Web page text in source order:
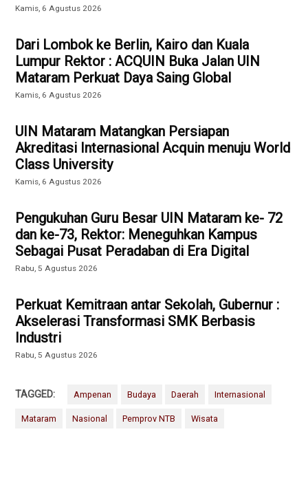
Kamis, 6 Agustus 2026
Dari Lombok ke Berlin, Kairo dan Kuala
Lumpur Rektor : ACQUIN Buka Jalan UIN
Mataram Perkuat Daya Saing Global
Kamis, 6 Agustus 2026
UIN Mataram Matangkan Persiapan
Akreditasi Internasional Acquin menuju World
Class University
Kamis, 6 Agustus 2026
Pengukuhan Guru Besar UIN Mataram ke- 72
dan ke-73, Rektor: Meneguhkan Kampus
Sebagai Pusat Peradaban di Era Digital
Rabu, 5 Agustus 2026
Perkuat Kemitraan antar Sekolah, Gubernur :
Akselerasi Transformasi SMK Berbasis
Industri
Rabu, 5 Agustus 2026
TAGGED: Ampenan Budaya Daerah Internasional
Mataram Nasional Pemprov NTB Wisata